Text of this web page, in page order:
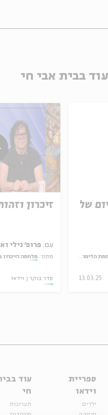
עוד בבית אבי חי
זיכרון
עם: פרופ' נילי
מתוך: מלחמה וזיכרון
סדר בוקר וידאו
של
בעין הסערה
13.03.25
ספריית
וידאו
ילדים
עוד
חי
תערוכות